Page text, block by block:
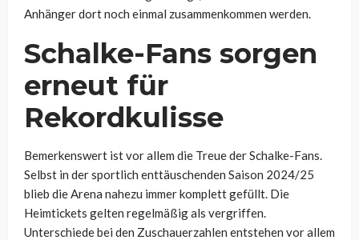
Anhänger dort noch einmal zusammenkommen werden.
Schalke-Fans sorgen
erneut für
Rekordkulisse
Bemerkenswert ist vor allem die Treue der Schalke-Fans.
Selbst in der sportlich enttäuschenden Saison 2024/25
blieb die Arena nahezu immer komplett gefüllt. Die
Heimtickets gelten regelmäßig als vergriffen.
Unterschiede bei den Zuschauerzahlen entstehen vor allem